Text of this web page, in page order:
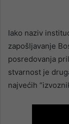
Iako naziv
zapošljavanje
posredovanja
stvarnost je
najvećih